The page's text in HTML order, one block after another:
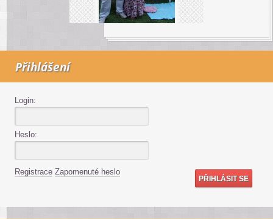
Přihlášení
Login:
Heslo:
Registrace Zapomenuté heslo